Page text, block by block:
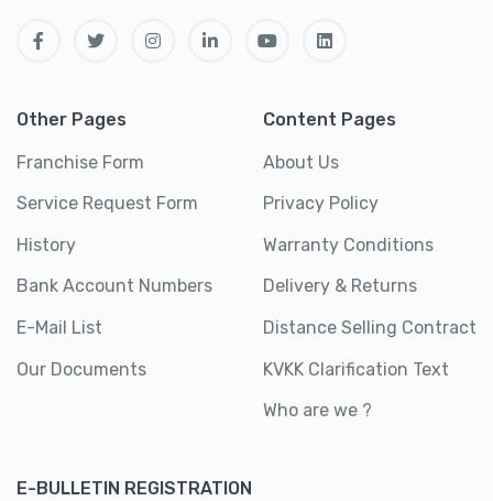
Other Pages
Franchise Form
Service Request Form
History
Bank Account Numbers
E-Mail List
Our Documents
Content Pages
About Us
Privacy Policy
Warranty Conditions
Delivery & Returns
Distance Selling Contract
KVKK Clarification Text
Who are we ?
E-BULLETIN REGISTRATION